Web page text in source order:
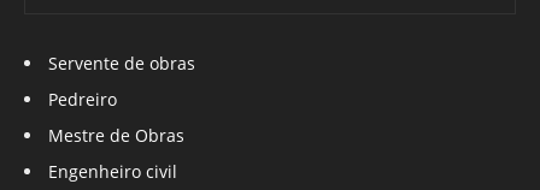
Servente de obras
Pedreiro
Mestre de Obras
Engenheiro civil